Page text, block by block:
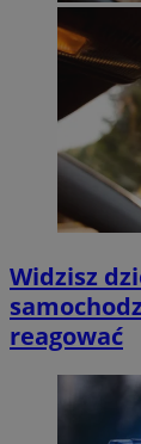
Widzisz
reagować